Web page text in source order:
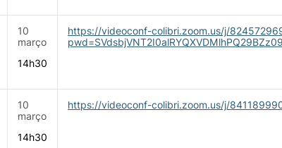
10
março
14h30
https://videoconf-colibri.zoom.us/j/
pwd=SVdsbjVNT2I0alRYQXVDMlhPQ29BZz09
10
março
14h30
https://videoconf-colibri.zoom.us/j/